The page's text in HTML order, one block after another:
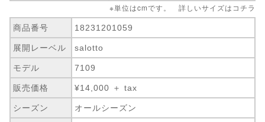
※単位はcmです。 詳しいサイズは コチラ
商品番号 18231201059
展開レーベル salotto
モデル 7109
販売価格 ¥14,000 ＋ tax
シーズン オールシーズン